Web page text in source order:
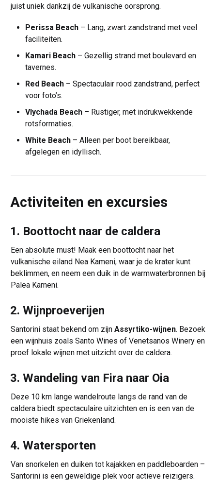
juist uniek dankzij de vulkanische oorsprong.
Perissa Beach – Lang, zwart zandstrand met veel
faciliteiten.
Kamari Beach – Gezellig strand met boulevard en
tavernes.
Red Beach – Spectaculair rood zandstrand, perfect
voor foto’s.
Vlychada Beach – Rustiger, met indrukwekkende
rotsformaties.
White Beach – Alleen per boot bereikbaar,
afgelegen en idyllisch.
Activiteiten en excursies
1. Boottocht naar de caldera
Een absolute must! Maak een boottocht naar het
vulkanische eiland Nea Kameni, waar je de krater kunt
beklimmen, en neem een duik in de warmwaterbronnen bij
Palea Kameni.
2. Wijnproeverijen
Santorini staat bekend om zijnAssyrtiko-wijnen. Bezoek
een wijnhuis zoals Santo Wines of Venetsanos Winery en
proef lokale wijnen met uitzicht over de caldera.
3. Wandeling van Fira naar Oia
Deze 10 km lange wandelroute langs de rand van de
caldera biedt spectaculaire uitzichten en is een van de
mooiste hikes van Griekenland.
4. Watersporten
Van snorkelen en duiken tot kajakken en paddleboarden –
Santorini is een geweldige plek voor actieve reizigers.